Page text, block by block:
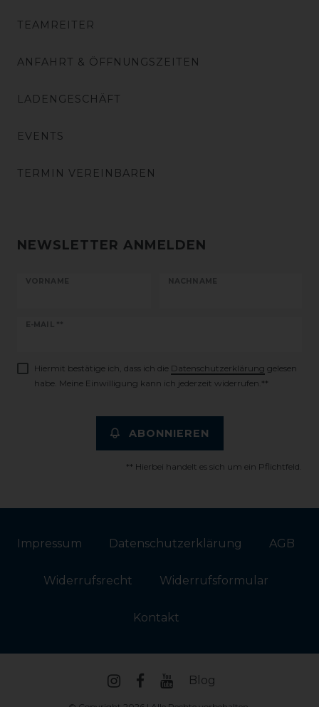
TEAMREITER
ANFAHRT & ÖFFNUNGSZEITEN
LADENGESCHÄFT
EVENTS
TERMIN VEREINBAREN
NEWSLETTER ANMELDEN
VORNAME NACHNAME
E-MAIL **
Newsletter
Hiermit bestätige ich, dass ich die Daten­schutz­erklärung gelesen
habe. Meine Einwilligung kann ich jederzeit widerrufen.**
ABONNIEREN
** Hierbei handelt es sich um ein Pflichtfeld.
Impressum Daten­schutz­erklärung AGB
Widerrufs­recht Widerrufs­formular
Kontakt
Blog